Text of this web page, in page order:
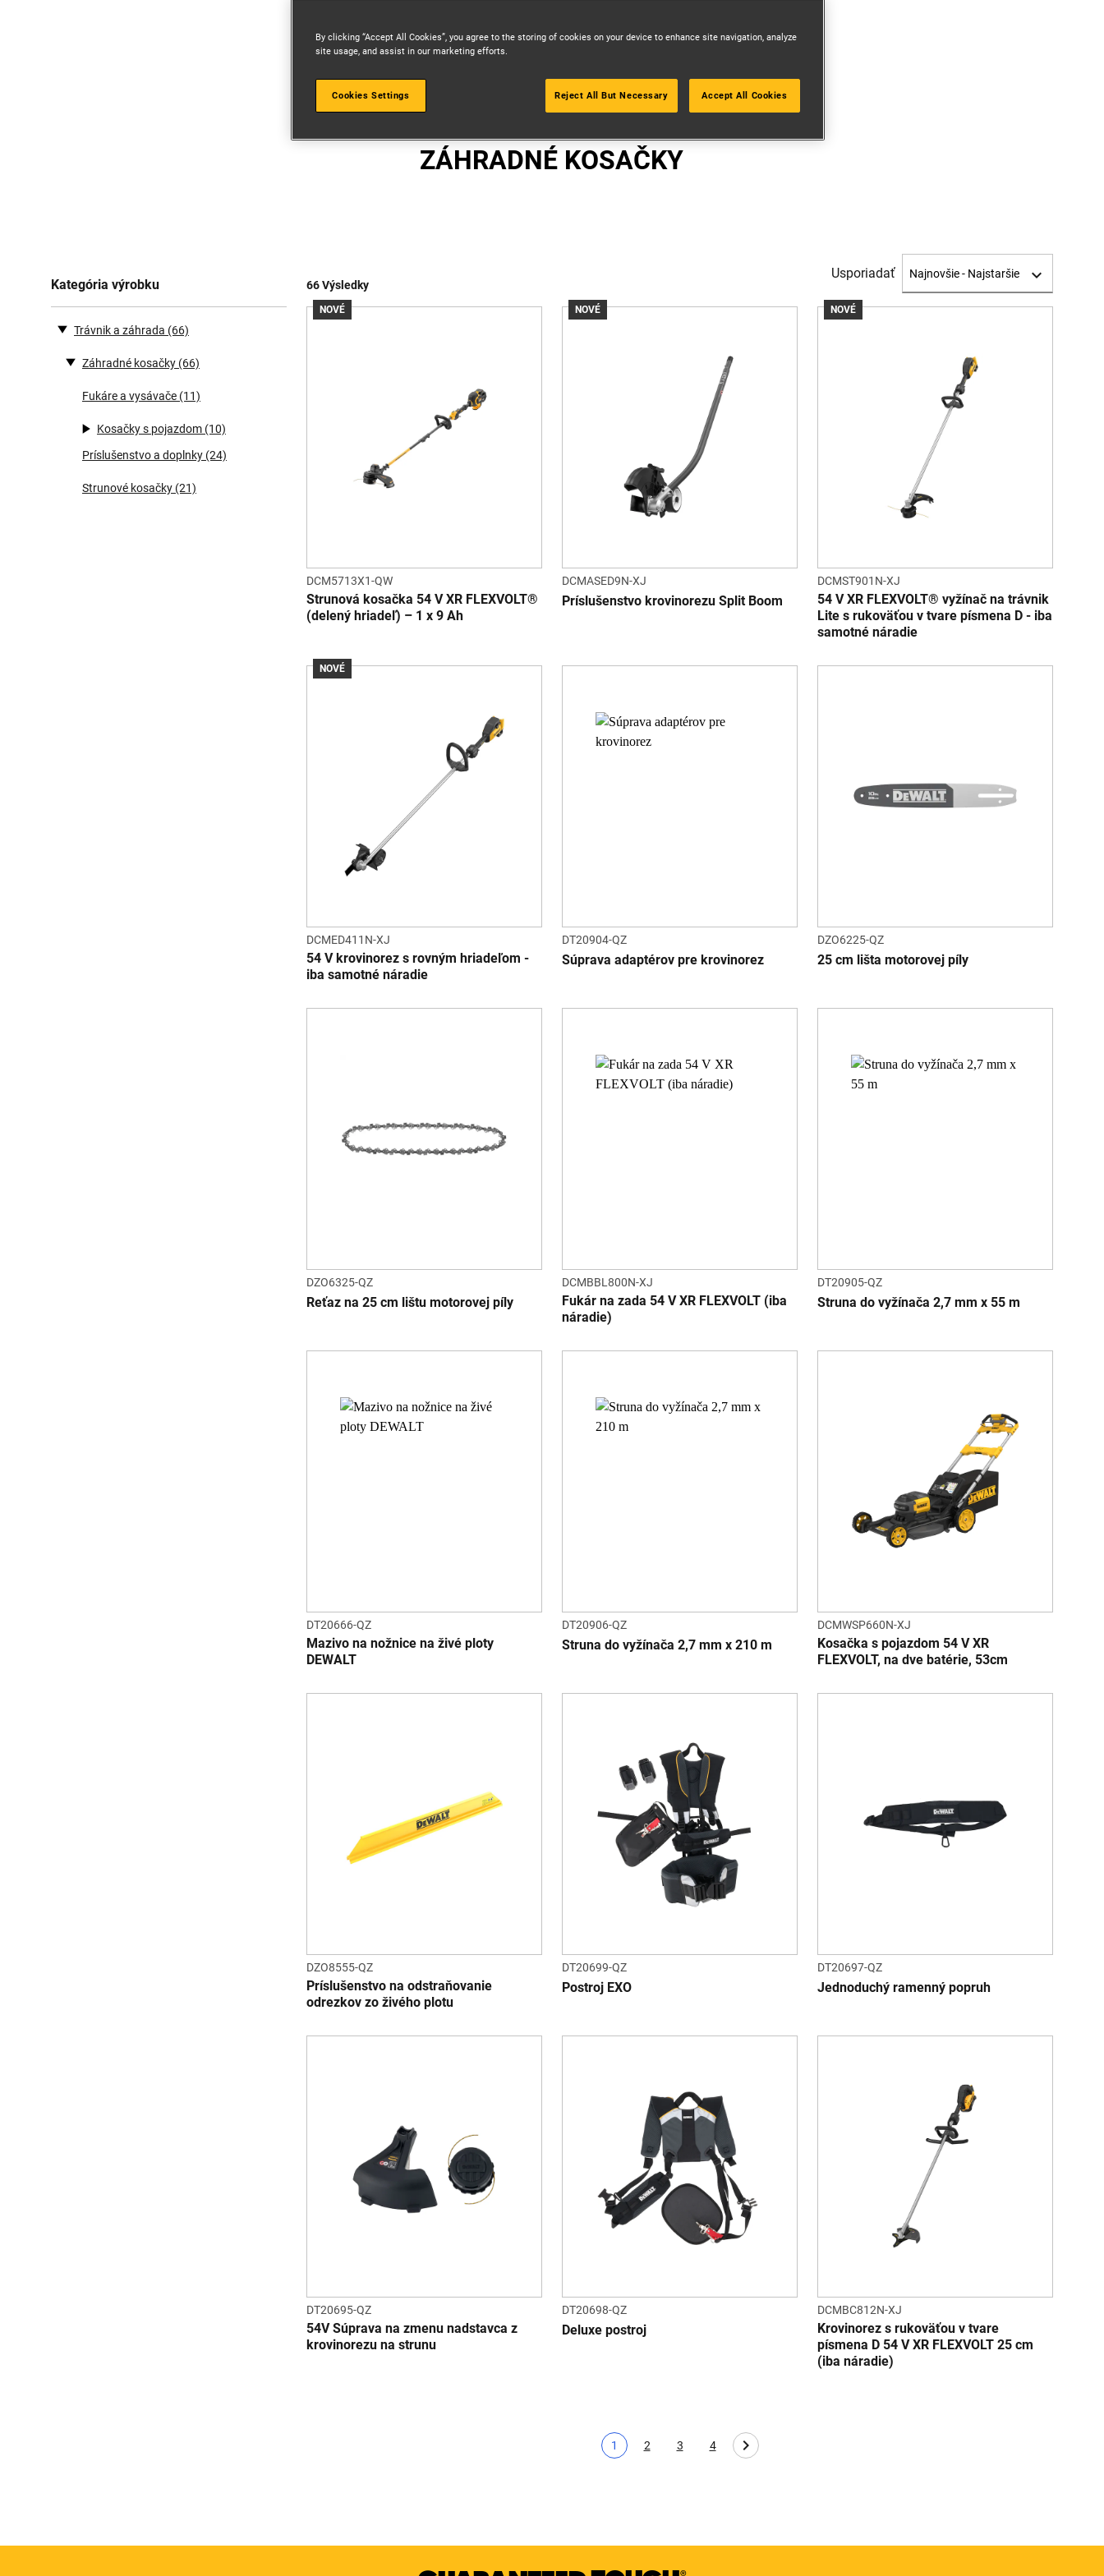
ZÁHRADNÉ KOSAČKY
Kategória výrobku
Trávnik a záhrada (66)
Záhradné kosačky (66)
Fukáre a vysávače (11)
Kosačky s pojazdom (10)
Príslušenstvo a doplnky (24)
Strunové kosačky (21)
66 Výsledky
Usporiadať
NOVÉ
DCM5713X1-QW
Strunová kosačka 54 V XR FLEXVOLT®
(delený hriadeľ) – 1 x 9 Ah
NOVÉ
DCMASED9N-XJ
Príslušenstvo krovinorezu Split Boom
NOVÉ
DCMST901N-XJ
54 V XR FLEXVOLT® vyžínač na trávnik
Lite s rukoväťou v tvare písmena D - iba
samotné náradie
NOVÉ
DCMED411N-XJ
54 V krovinorez s rovným hriadeľom -
iba samotné náradie
DT20904-QZ
Súprava adaptérov pre krovinorez
DZO6225-QZ
25 cm lišta motorovej píly
DZO6325-QZ
Reťaz na 25 cm lištu motorovej píly
DCMBBL800N-XJ
Fukár na zada 54 V XR FLEXVOLT (iba
náradie)
DT20905-QZ
Struna do vyžínača 2,7 mm x 55 m
DT20666-QZ
Mazivo na nožnice na živé ploty
DEWALT
DT20906-QZ
Struna do vyžínača 2,7 mm x 210 m
DCMWSP660N-XJ
Kosačka s pojazdom 54 V XR
FLEXVOLT, na dve batérie, 53cm
DZO8555-QZ
Príslušenstvo na odstraňovanie
odrezkov zo živého plotu
DT20699-QZ
Postroj EXO
DT20697-QZ
Jednoduchý ramenný popruh
DT20695-QZ
54V Súprava na zmenu nadstavca z
krovinorezu na strunu
DT20698-QZ
Deluxe postroj
DCMBC812N-XJ
Krovinorez s rukoväťou v tvare
písmena D 54 V XR FLEXVOLT 25 cm
(iba náradie)
Aktuálna strana
1
Page
2
Page
3
Page
4
By clicking “Accept All Cookies”, you agree to the storing of cookies on your device to enhance site navigation, analyze
site usage, and assist in our marketing efforts.
Cookies Settings Reject All But Necessary Accept All Cookies